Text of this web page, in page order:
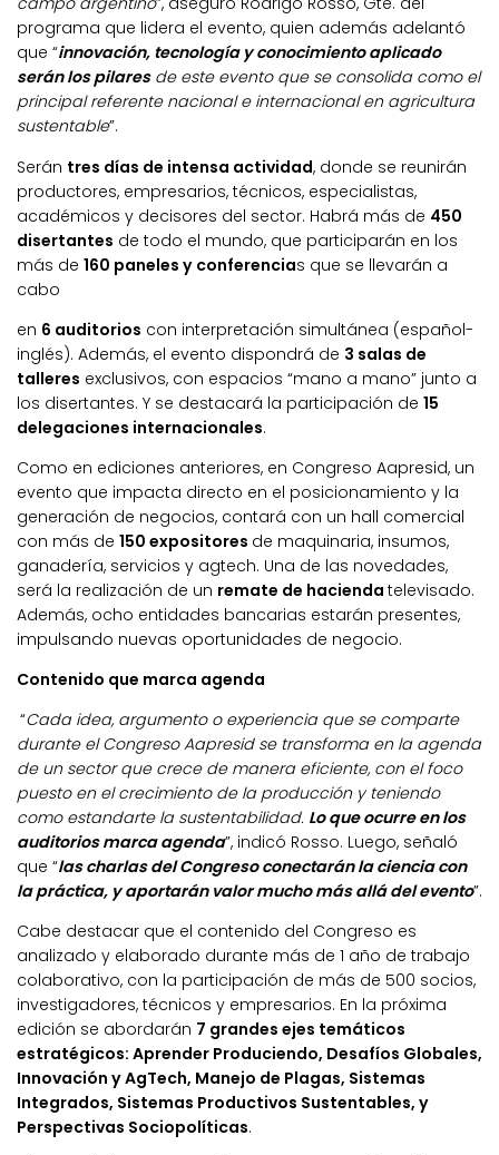
programa que lidera el evento, quien además adelantó
que “innovación, tecnología y conocimiento aplicado
serán los pilaresde este evento que se consolida como el
principal referente nacional e internacional en agricultura
sustentable”.
Serán tres días de intensa actividad, donde se reunirán
productores, empresarios, técnicos, especialistas,
académicos y decisores del sector. Habrá más de 450
disertantes de todo el mundo, que participarán en los
más de 160 paneles y conferencias que se llevarán a
cabo
en 6 auditorios con interpretación simultánea (español-
inglés). Además, el evento dispondrá de 3 salas de
talleres exclusivos, con espacios “mano a mano” junto a
los disertantes. Y se destacará la participación de 15
delegaciones internacionales.
Como en ediciones anteriores, en Congreso Aapresid, un
evento que impacta directo en el posicionamiento y la
generación de negocios, contará con un hall comercial
con más de 150 expositores de maquinaria, insumos,
ganadería, servicios y agtech. Una de las novedades,
será la realización de un remate de hacienda televisado.
Además, ocho entidades bancarias estarán presentes,
impulsando nuevas oportunidades de negocio.
Contenido que marca agenda
“Cada idea, argumento o experiencia que se comparte
durante el Congreso Aapresid se transforma en la agenda
de un sector que crece de manera eficiente, con el foco
puesto en el crecimiento de la producción y teniendo
como estandarte la sustentabilidad. Lo que ocurre en los
auditorios marca agenda”, indicó Rosso. Luego, señaló
que “las charlas del Congreso conectarán la ciencia con
la práctica, y aportarán valor mucho más allá del evento”.
Cabe destacar que el contenido del Congreso es
analizado y elaborado durante más de 1 año de trabajo
colaborativo, con la participación de más de 500 socios,
investigadores, técnicos y empresarios. En la próxima
edición se abordarán 7 grandes ejes temáticos
estratégicos: Aprender Produciendo, Desafíos Globales,
Innovación y AgTech, Manejo de Plagas, Sistemas
Integrados, Sistemas Productivos Sustentables, y
Perspectivas Sociopolíticas.